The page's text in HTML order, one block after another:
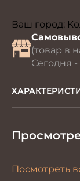
Ваш город:
(товар в
Сегодня -
Посмотреть